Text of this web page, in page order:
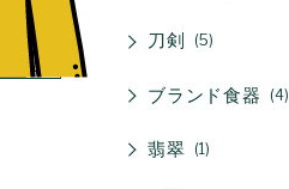
刀剣 5
ブランド食器 4
翡翠 1